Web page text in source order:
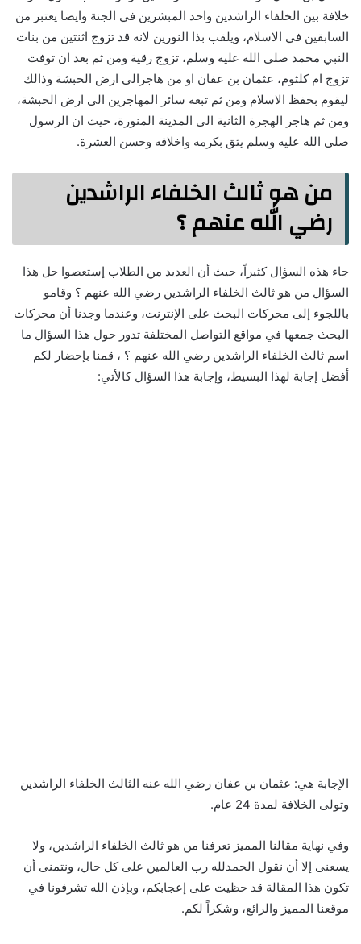
خلافة بين الخلفاء الراشدين واحد المبشرين في الجنة وايضا يعتبر من
السابقين في الاسلام، ويلقب بذا النورين لانه قد تزوج اثنتين من بنات
النبي محمد صلى الله عليه وسلم، تزوج رقية ومن ثم بعد ان توفت
تزوج ام كلثوم، عثمان بن عفان او من هاجرالى ارض الحبشة وذالك
ليقوم بحفظ الاسلام ومن ثم تبعه سائر المهاجرين الى ارض الحبشة،
ومن ثم هاجر الهجرة الثانية الى المدينة المنورة، حيث ان الرسول
صلى الله عليه وسلم يثق بكرمه واخلاقه وحسن العشرة.
من هو ثالث الخلفاء الراشدين
رضي الله عنهم ؟
جاء هذه السؤال كثيراً، حيث أن العديد من الطلاب إستعصوا حل هذا
السؤال من هو ثالث الخلفاء الراشدين رضي الله عنهم ؟ وقامو
باللجوء إلى محركات البحث على الإنترنت، وعندما وجدنا أن محركات
البحث جمعها في مواقع التواصل المختلفة تدور حول هذا السؤال ما
اسم ثالث الخلفاء الراشدين رضي الله عنهم ؟ ، قمنا بإحضار لكم
أفضل إجابة لهذا البسيط، وإجابة هذا السؤال كالأتي:
الإجابة هي: عثمان بن عفان رضي الله عنه الثالث الخلفاء الراشدين
وتولى الخلافة لمدة 24 عام.
وفي نهاية مقالنا المميز تعرفنا من هو ثالث الخلفاء الراشدين، ولا
يسعنى إلا أن نقول الحمدلله رب العالمين على كل حال، ونتمنى أن
تكون هذا المقالة قد حظيت على إعجابكم، وبإذن الله تشرفونا في
موقعنا المميز والرائع، وشكراً لكم.